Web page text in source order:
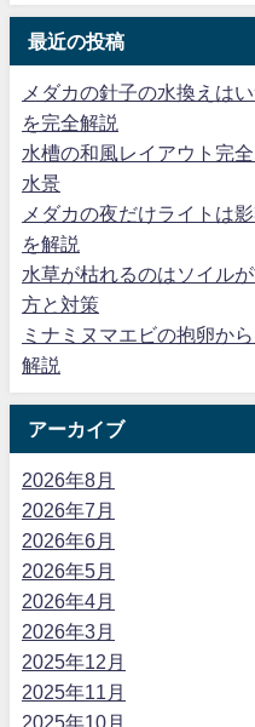
最近の投稿
メダカの針子の水換えは
を完全解説
水槽の和風レイアウト完
水景
メダカの夜だけライトは
を解説
水草が枯れるのはソイル
方と対策
ミナミヌマエビの抱卵か
解説
アーカイブ
2026年8月
2026年7月
2026年6月
2026年5月
2026年4月
2026年3月
2025年12月
2025年11月
2025年10月